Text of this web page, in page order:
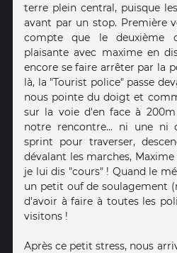
terre plein central, puisque
avant par un stop. Première
compte que le deuxième
plaisante avec maxime en
encore se faire arrêter par la
là, la "Tourist police" passe
nous pointe du doigt et
sur la voie d'en face à
notre rencontre... ni une ni
sprint pour traverser,
dévalant les marches,
je lui dis "cours" ! Quand le
un petit ouf de soulagement
d'avoir à faire à toutes les
visitons !
Après ce petit stress, nous